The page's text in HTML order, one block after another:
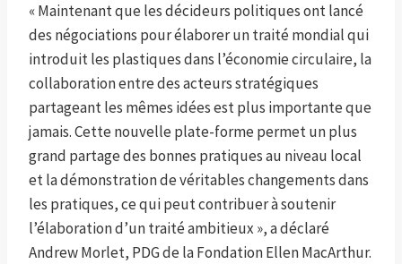
« Maintenant que les décideurs politiques ont lancé
des négociations pour élaborer un traité mondial qui
introduit les plastiques dans l’économie circulaire, la
collaboration entre des acteurs stratégiques
partageant les mêmes idées est plus importante que
jamais. Cette nouvelle plate-forme permet un plus
grand partage des bonnes pratiques au niveau local
et la démonstration de véritables changements dans
les pratiques, ce qui peut contribuer à soutenir
l’élaboration d’un traité ambitieux », a déclaré
Andrew Morlet, PDG de la Fondation Ellen MacArthur.